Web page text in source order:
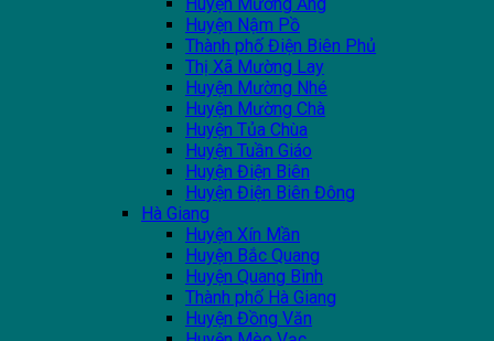
Huyện Nậm Pồ
Thành phố Điện Biên Phủ
Thị Xã Mường Lay
Huyện Mường Nhé
Huyện Mường Chà
Huyện Tủa Chùa
Huyện Tuần Giáo
Huyện Điện Biên
Huyện Điện Biên Đông
Hà Giang
Huyện Xín Mần
Huyện Bắc Quang
Huyện Quang Bình
Thành phố Hà Giang
Huyện Đồng Văn